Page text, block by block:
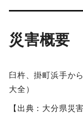
災害概要
臼杵、掛町浜手か
大全）
【出典：大分県災